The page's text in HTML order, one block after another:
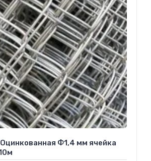
Ф1,4 мм ячейка